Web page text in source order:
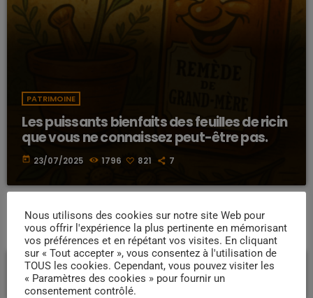
PATRIMOINE
Les puissants bienfaits des feuilles de ricin
que vous ne connaissez peut-être pas.
today 23/07/2025 1796 821 7
DERNIÈRES PUBLICATIONS
40e Tour de Martinique des Yoles Rondes :
une édition anniversaire entre tradition,
passion et fierté martiniquaise.
Nous utilisons des cookies sur notre site Web pour
vous offrir l'expérience la plus pertinente en mémorisant
vos préférences et en répétant vos visites. En cliquant
sur « Tout accepter », vous consentez à l'utilisation de
TOUS les cookies. Cependant, vous pouvez visiter les
« Paramètres des cookies » pour fournir un
consentement contrôlé.